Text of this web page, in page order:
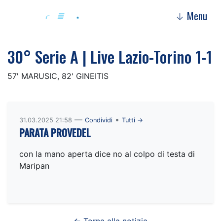
↓ Menu
30° Serie A | Live Lazio-Torino 1-1
57' MARUSIC, 82' GINEITIS
31.03.2025 21:58 — Condividi • Tutti →
PARATA PROVEDEL
con la mano aperta dice no al colpo di testa di
Maripan